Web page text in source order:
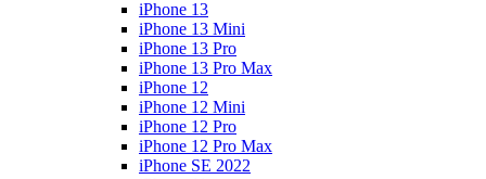
iPhone 13
iPhone 13 Mini
iPhone 13 Pro
iPhone 13 Pro Max
iPhone 12
iPhone 12 Mini
iPhone 12 Pro
iPhone 12 Pro Max
iPhone SE 2022